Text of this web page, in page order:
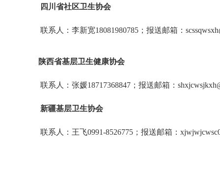
四川省社区卫生协会
联系人：李新宽18081980785；报送邮箱：
陕西省基层卫生健康协会
联系人：张媛18717368847；报送邮箱：
新疆基层卫生协会
联系人：王飞0991-8526775；报送邮箱：